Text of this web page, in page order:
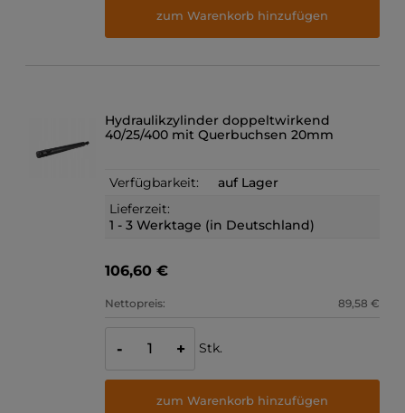
zum Warenkorb hinzufügen
Hydraulikzylinder doppeltwirkend
40/25/400 mit Querbuchsen 20mm
Verfügbarkeit:
auf Lager
Lieferzeit:
1 - 3 Werktage (in Deutschland)
106,60 €
Nettopreis: 89,58 €
- + Stk.
zum Warenkorb hinzufügen